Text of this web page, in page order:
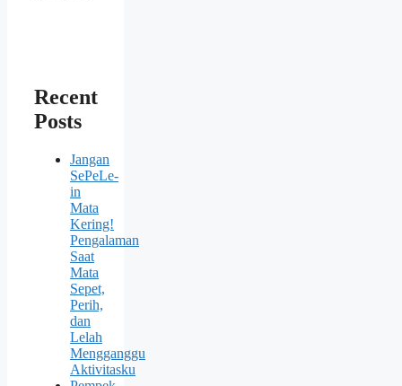
Recent
Posts
Jangan
SePeLe-
in
Mata
Kering!
Pengalaman
Saat
Mata
Sepet,
Perih,
dan
Lelah
Mengganggu
Aktivitasku